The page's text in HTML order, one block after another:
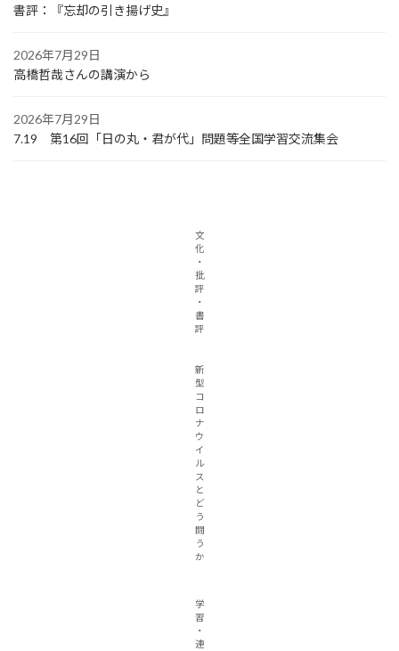
書評：『忘却の引き揚げ史』
2026年7月29日
高橋哲哉さんの講演から
2026年7月29日
7.19 第16回「日の丸・君が代」問題等全国学習交流集会
文
化
・
批
評
・
書
評
新
型
コ
ロ
ナ
ウ
イ
ル
ス
と
ど
う
闘
う
か
学
習
・
連